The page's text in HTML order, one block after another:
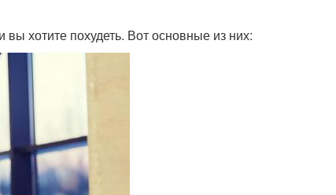
хотите похудеть. Вот основные из них: